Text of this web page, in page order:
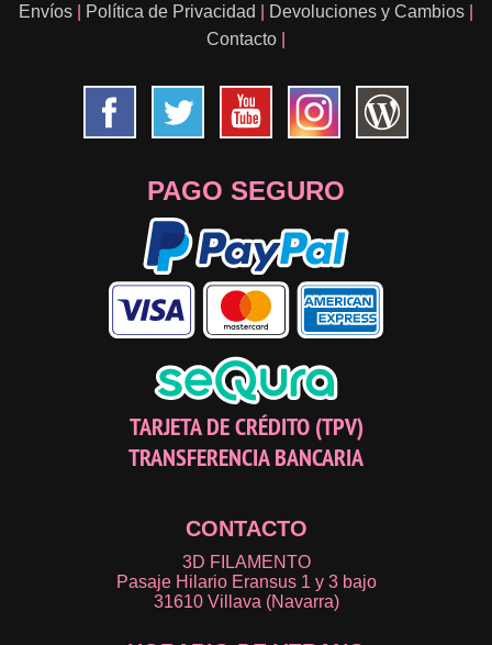
Envíos
Política de Privacidad Devoluciones y Cambios
Contacto
PAGO SEGURO
TARJETA DE CRÉDITO (TPV)
TRANSFERENCIA BANCARIA
CONTACTO
3D FILAMENTO
Pasaje Hilario Eransus 1 y 3 bajo
31610 Villava (Navarra)